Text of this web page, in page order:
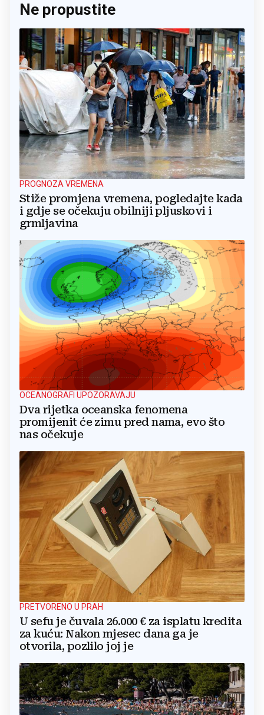
Ne propustite
PROGNOZA VREMENA
Stiže promjena vremena, pogledajte kada
i gdje se očekuju obilniji pljuskovi i
grmljavina
OCEANOGRAFI UPOZORAVAJU
Dva rijetka oceanska fenomena
promijenit će zimu pred nama, evo što
nas očekuje
PRETVORENO U PRAH
U sefu je čuvala 26.000 € za isplatu kredita
za kuću: Nakon mjesec dana ga je
otvorila, pozlilo joj je